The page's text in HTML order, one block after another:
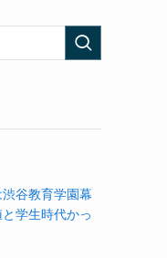
谷教育学園幕
学生時代かっ